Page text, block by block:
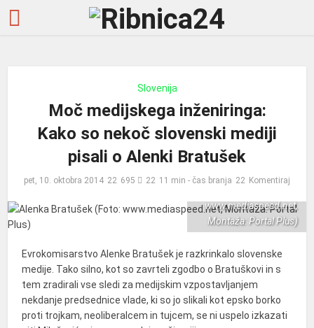
Slovenija
Moč medijskega inženiringa:
Kako so nekoč slovenski mediji
pisali o Alenki Bratušek
pet, 10. oktobra 2014 695 11 min - čas branja Komentiraj
www.mediaspeed.net,
Montaža: Portal Plus)
Evrokomisarstvo Alenke Bratušek je razkrinkalo slovenske
medije. Tako silno, kot so zavrteli zgodbo o Bratuškovi in s
tem zradirali vse sledi za medijskim vzpostavljanjem
nekdanje predsednice vlade, ki so jo slikali kot epsko borko
proti trojkam, neoliberalcem in tujcem, se ni uspelo izkazati